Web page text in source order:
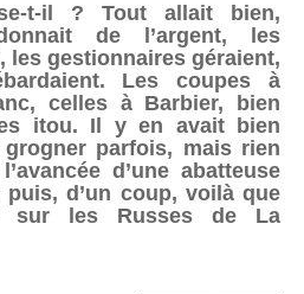
t-il ? Tout allait bien,
de l’argent, les
les gestionnaires géraient,
Les coupes à
celles à Barbier, bien
itou. Il y en avait bien
parfois, mais rien
d’une abatteuse
puis, d’un coup, voilà que
sur les Russes de La